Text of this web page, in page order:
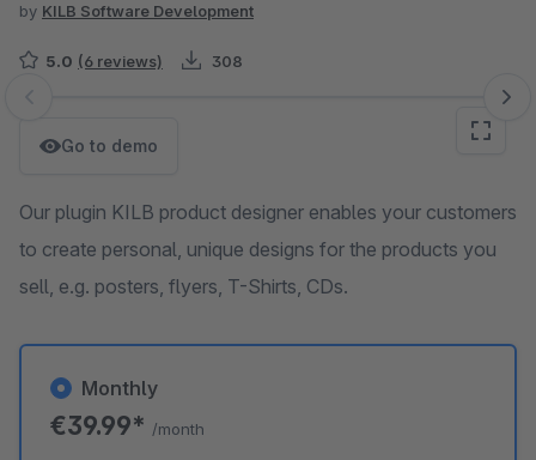
by KILB Software Development
5.0 (6 reviews) 308
Skip image gallery
Go to demo
Our plugin KILB product designer enables your customers
to create personal, unique designs for the products you
sell, e.g. posters, flyers, T-Shirts, CDs.
Monthly
€39.99* /month